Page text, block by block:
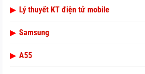
▶ Lý thuyết KT điện tử mobile
▶ Samsung
▶ A55